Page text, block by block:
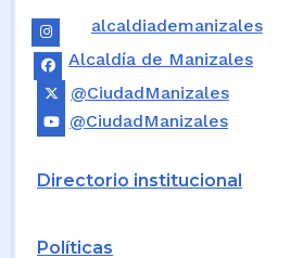
alcaldiademanizales
Alcaldía de Manizales
@CiudadManizales
@CiudadManizales
Directorio institucional
Políticas